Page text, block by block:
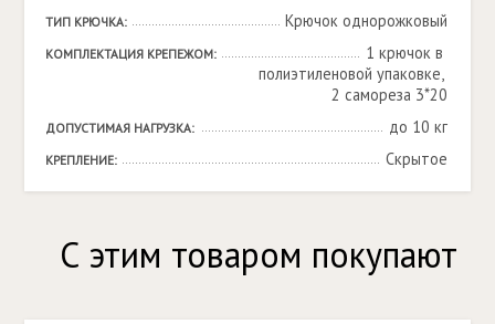
ТИП КРЮЧКА: Крючок однорожковый
КОМПЛЕКТАЦИЯ КРЕПЕЖОМ:
1 крючок в
полиэтиленовой упаковке,
2 самореза 3*20
ДОПУСТИМАЯ НАГРУЗКА: до 10 кг
КРЕПЛЕНИЕ: Скрытое
С этим товаром покупают